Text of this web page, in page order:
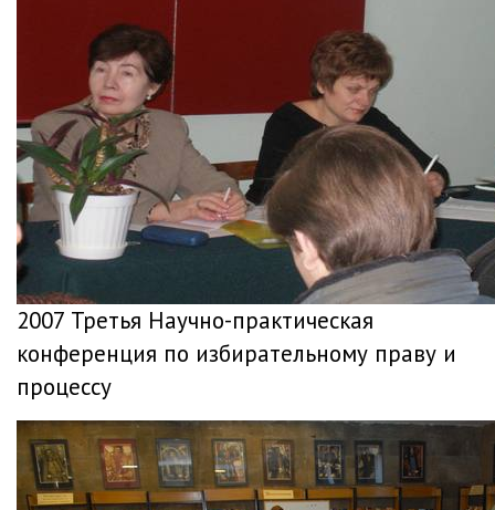
2007 Третья Научно-практическая
конференция по избирательному праву и
процессу